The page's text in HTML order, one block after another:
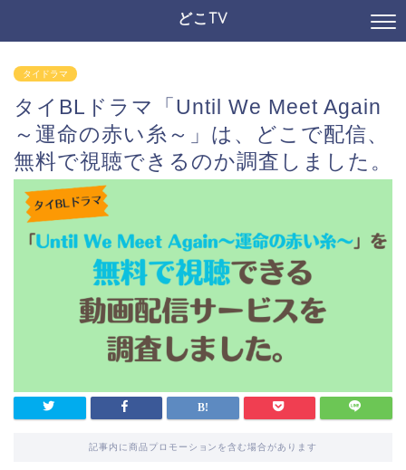
どこTV
タイドラマ
タイBLドラマ「Until We Meet Again
～運命の赤い糸～」は、どこで配信、
無料で視聴できるのか調査しました。
記事内に商品プロモーションを含む場合があります